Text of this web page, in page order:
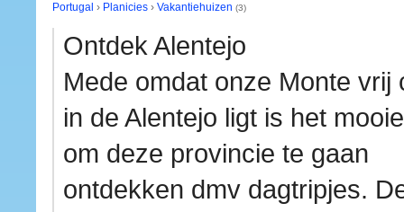
Portugal › Planicies › Vakantiehuizen (3)
Ontdek Alentejo
Mede omdat onze Monte vrij
in de Alentejo ligt is het
om deze provincie te gaan
ontdekken dmv dagtripjes.